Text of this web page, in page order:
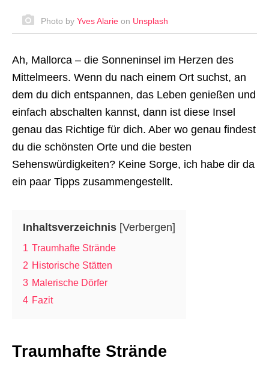
Photo by Yves Alarie on Unsplash
Ah, Mallorca – die Sonneninsel im Herzen des
Mittelmeers. Wenn du nach einem Ort suchst, an
dem du dich entspannen, das Leben genießen und
einfach abschalten kannst, dann ist diese Insel
genau das Richtige für dich. Aber wo genau findest
du die schönsten Orte und die besten
Sehenswürdigkeiten? Keine Sorge, ich habe dir da
ein paar Tipps zusammengestellt.
Inhaltsverzeichnis [Verbergen]
1 Traumhafte Strände
2 Historische Stätten
3 Malerische Dörfer
4 Fazit
Traumhafte Strände